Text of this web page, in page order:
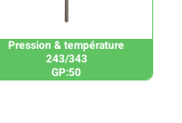
Pression & température
243/343
GP:50